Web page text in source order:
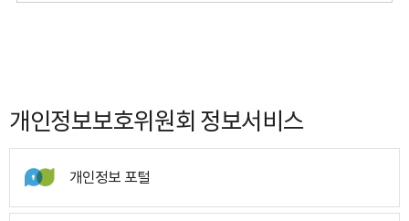
개인정보보호위원회 정보서비스
개인정보 포털